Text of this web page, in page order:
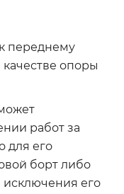
переднему
качестве опоры
работ за
для его
борт либо
его